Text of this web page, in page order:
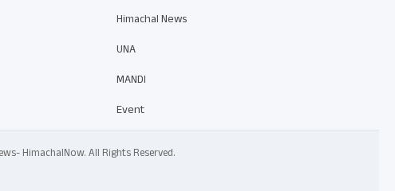
Himachal News
UNA
MANDI
Event
HimachalNow. All Rights Reserved.